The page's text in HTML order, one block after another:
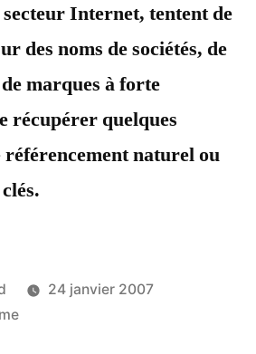
Internet, tentent de
des noms de sociétés, de
marques à forte
récupérer quelques
référencement naturel ou
24 janvier 2007